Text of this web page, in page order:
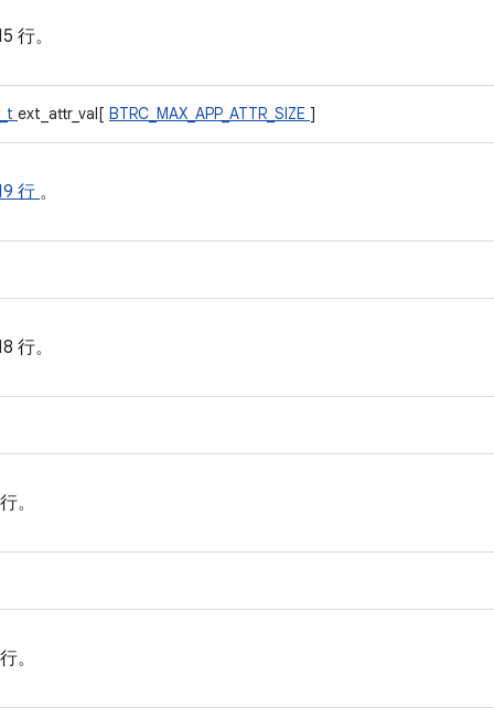
行。
ext_attr_val[ BTRC_MAX_APP_ATTR_SIZE ]
行 。
行。
行。
行。